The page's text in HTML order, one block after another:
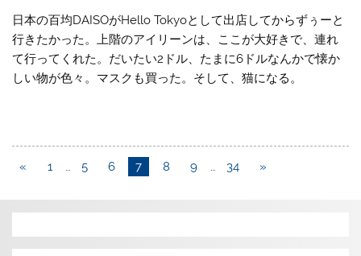
日本の百均DAISOがHello Tokyoとして出店してからずぅーと
行きたかった。上階のアイリーンは、ここが大好きで、連れ
て行ってくれた。だいたい2ドル、たまに6ドルなんかで懐か
しい物が色々。マスクも買った。そして、猫になる。
« 1 … 5 6 7 8 9 … 34 »